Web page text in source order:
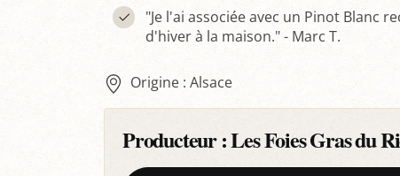
"Je l'ai associée avec un Pinot Blanc
d'hiver à la maison." - Marc T.
Origine : Alsace
Producteur :Les Foies Gras du